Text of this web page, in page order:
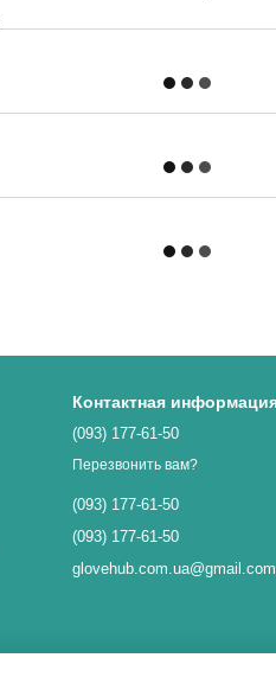
Контактная
(093) 177-61-50
Перезвонить вам?
(093) 177-61-50
(093) 177-61-50
glovehub.com.ua@gmail.com